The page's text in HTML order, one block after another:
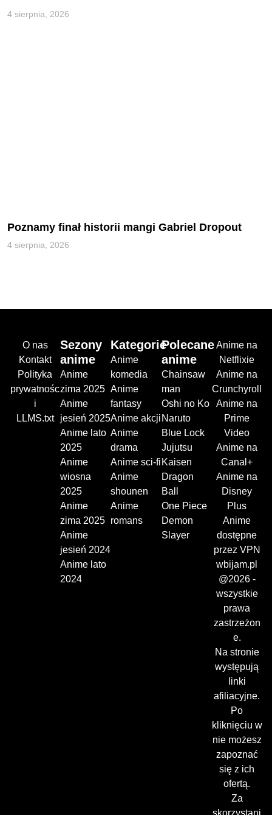
4 sierpnia, 2026
Poznamy finał historii mangi Gabriel Dropout
4 sierpnia, 2026
O nas
Kontakt
Polityka
prywatnośc
i
LLMS.txt
Sezony
anime
Anime
zima 2025
Anime
jesień 2025
Anime lato
2025
Anime
wiosna
2025
Anime
zima 2025
Anime
jesień 2024
Anime lato
2024
Kategorie
Anime
komedia
Anime
fantasy
Anime akcji
Anime
drama
Anime sci-fi
Anime
shounen
Anime
romans
Polecane
anime
Chainsaw
man
Oshi no Ko
Naruto
Blue Lock
Jujutsu
Kaisen
Dragon
Ball
One Piece
Demon
Slayer
Anime na
Netflixie
Anime na
Crunchyroll
Anime na
Prime
Video
Anime na
Canal+
Anime na
Disney
Plus
Anime
dostępne
przez VPN
wbijam.pl
@2026 -
wszystkie
prawa
zastrzeżon
e.
Na stronie
występują
linki
afiliacyjne.
Po
kliknięciu w
nie możesz
zapoznać
się z ich
ofertą.
Za
skorzystani